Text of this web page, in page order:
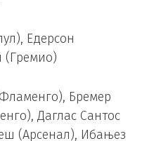
Едерсон
(Гремио)
Бремер
Даглас Сантос
(Арсенал), Ибањез